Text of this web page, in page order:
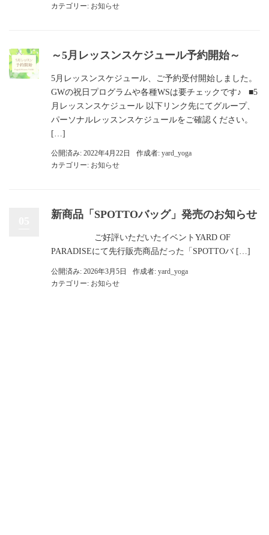
カテゴリー: お知らせ
～5月レッスンスケジュール予約開始～
5月レッスンスケジュール、ご予約受付開始しました。
GWの祝日プログラムや各種WSは要チェックです♪ ■5
月レッスンスケジュール 以下リンク先にてグループ、
パーソナルレッスンスケジュールをご確認ください。
[…]
公開済み: 2022年4月22日 作成者: yard_yoga
カテゴリー: お知らせ
新商品「SPOTTOバッグ」発売のお知らせ
ご好評いただいたイベントYARD OF
PARADISEにて先行販売商品だった「SPOTTOバ […]
公開済み: 2026年3月5日 作成者: yard_yoga
カテゴリー: お知らせ